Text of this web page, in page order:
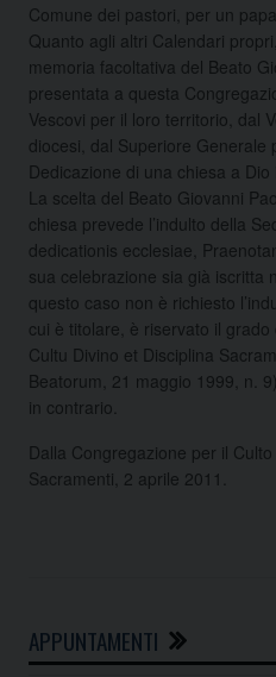
Comune dei pastori, per un papa.
Quanto agli altri Calendari
memoria facoltativa del Beato
presentata a questa
Vescovi per il loro territorio, dal
diocesi, dal Superiore Generale
Dedicazione di una chiesa a
La scelta del Beato Giovanni
chiesa prevede l’indulto della
dedicationis ecclesiae,
sua celebrazione sia già iscritta
questo caso non è richiesto
cui è titolare, è riservato il
Cultu Divino et Disciplina
Beatorum, 21 maggio 1999, n.
in contrario.
Dalla Congregazione per il
Sacramenti, 2 aprile 2011.
APPUNTAMENTI